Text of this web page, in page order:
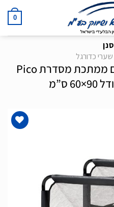
0
סנן
שערי כדורגל
זוג שערי כדורגל מתקפלים ממתכת מסדרת Pico